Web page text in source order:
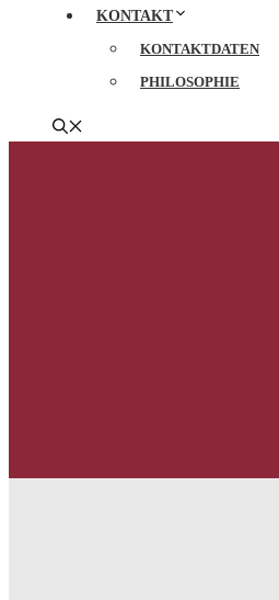
KONTAKT
KONTAKTDATEN
PHILOSOPHIE